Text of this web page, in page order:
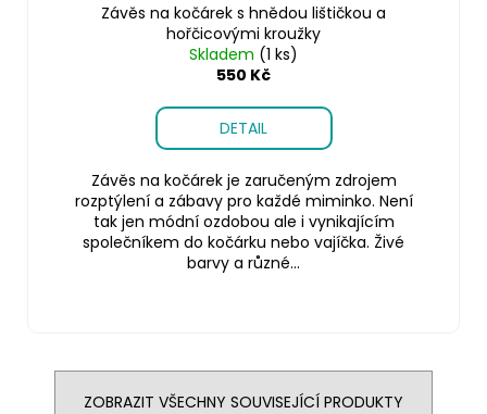
Závěs na kočárek s hnědou lištičkou a
hořčicovými kroužky
Skladem (1 ks)
550 Kč
DETAIL
Závěs na kočárek je zaručeným zdrojem
rozptýlení a zábavy pro každé miminko. Není
tak jen módní ozdobou ale i vynikajícím
společníkem do kočárku nebo vajíčka. Živé
barvy a různé...
ZOBRAZIT VŠECHNY SOUVISEJÍCÍ PRODUKTY